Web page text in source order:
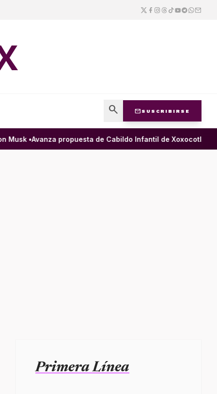
search mail SUSCRIBIRSE
•Avanza propuesta de Cabildo Infantil de Xoxocotlán
Primera Línea